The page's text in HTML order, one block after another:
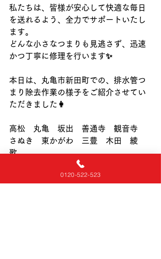
私たちは、皆様が安心して快適な毎日
を送れるよう、全力でサポートいたし
ます。
どんな小さなつまりも見逃さず、迅速
かつ丁寧に修理を行います✨
本日は、丸亀市新田町での、排水管つ
まり除去作業の様子をご紹介させてい
ただきました👩
高松　丸亀　坂出　善通寺　観音寺
さぬき　東かがわ　三豊　木田　綾
歌
【離島は対応しておりません】🙇‍♂️
0120-522-523